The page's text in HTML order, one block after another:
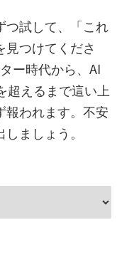
つ試して、「これ
つけてくださ
ー時代から、AI
超えるまで這い上
報われます。不安
ましょう。